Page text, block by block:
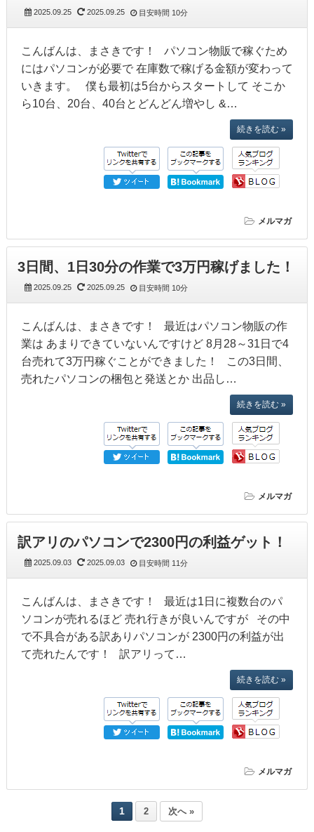
2025.09.25 2025.09.25 目安時間 10分
こんばんは、まさきです！ パソコン物販で稼ぐため
にはパソコンが必要で 在庫数で稼げる金額が変わって
いきます。 僕も最初は5台からスタートして そこか
ら10台、20台、40台とどんどん増やし &…
続きを読む »
メルマガ
3日間、1日30分の作業で3万円稼げました！
2025.09.25 2025.09.25 目安時間 10分
こんばんは、まさきです！ 最近はパソコン物販の作
業は あまりできていないんですけど 8月28～31日で4
台売れて3万円稼ぐことができました！ この3日間、
売れたパソコンの梱包と発送とか 出品し…
続きを読む »
メルマガ
訳アリのパソコンで2300円の利益ゲット！
2025.09.03 2025.09.03 目安時間 11分
こんばんは、まさきです！ 最近は1日に複数台のパ
ソコンが売れるほど 売れ行きが良いんですが その中
で不具合がある訳ありパソコンが 2300円の利益が出
て売れたんです！ 訳アリって…
続きを読む »
メルマガ
1 2 次へ »